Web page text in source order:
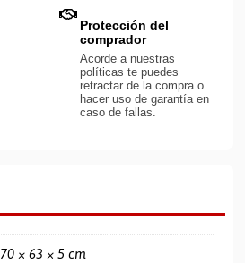
Protección del
comprador
Acorde a nuestras
políticas te puedes
retractar de la compra o
hacer uso de garantía en
caso de fallas.
70 × 63 × 5 cm